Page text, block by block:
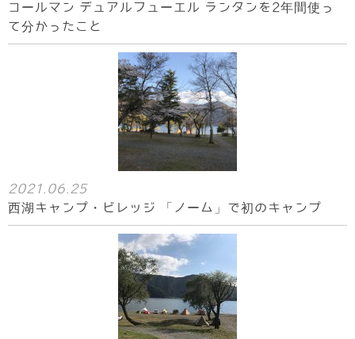
コールマン デュアルフューエル ランタンを2年間使っ
て分かったこと
2021.06.25
西湖キャンプ・ビレッジ 「ノーム」で初のキャンプ